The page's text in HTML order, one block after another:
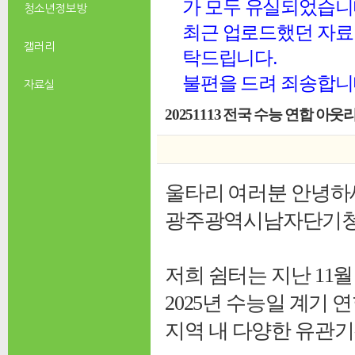
청소년 정보방
갤러리
자료실
가 모두 유실되었습
최근 업로드했던 자
탁드립니다.
불편을 드려 죄송합
20251113 전국 수능 연합 아웃
울타리 여러분 안녕하
광주광역시남자단기
저희 쉼터는 지난 11
2025년 수능일 계기
지역 내 다양한 유관